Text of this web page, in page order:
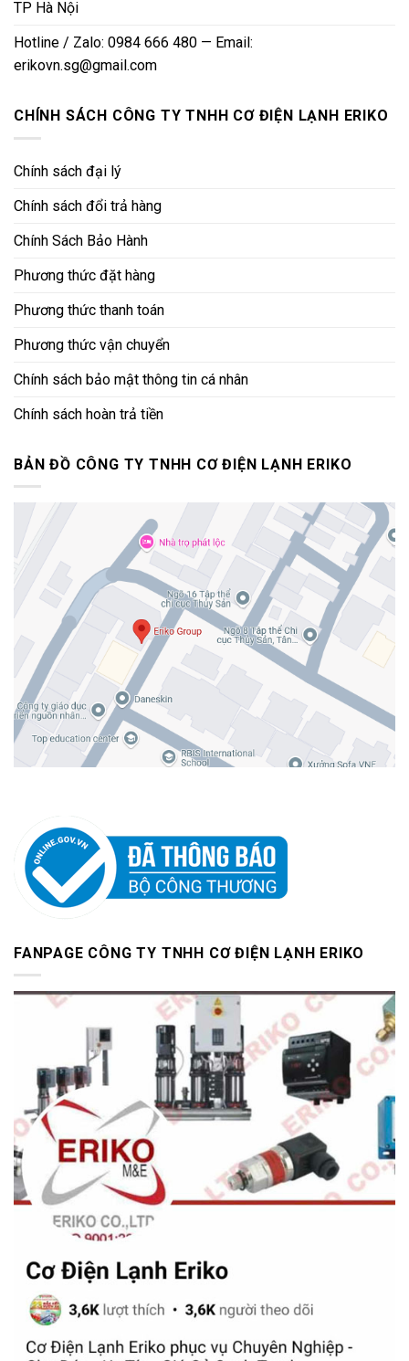
TP Hà Nội
Hotline / Zalo: 0984 666 480 — Email:
erikovn.sg@gmail.com
CHÍNH SÁCH CÔNG TY TNHH CƠ ĐIỆN LẠNH ERIKO
Chính sách đại lý
Chính sách đổi trả hàng
Chính Sách Bảo Hành
Phương thức đặt hàng
Phương thức thanh toán
Phương thức vận chuyển
Chính sách bảo mật thông tin cá nhân
Chính sách hoàn trả tiền
BẢN ĐỒ CÔNG TY TNHH CƠ ĐIỆN LẠNH ERIKO
FANPAGE CÔNG TY TNHH CƠ ĐIỆN LẠNH ERIKO